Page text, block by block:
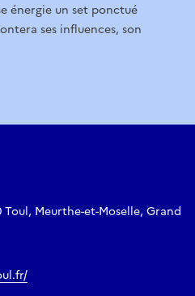
énergie un set ponctué
ses influences, son
Toul, Meurthe-et-Moselle, Grand